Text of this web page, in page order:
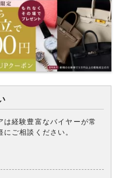
は経験豊富なバイヤーが常
ご相談ください。